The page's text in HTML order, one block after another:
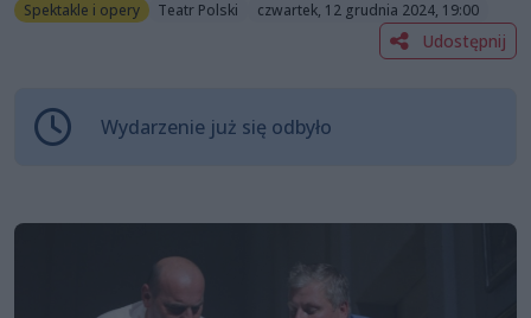
Spektakle i opery Teatr Polski czwartek, 12 grudnia 2024, 19:00
Udostępnij
Wydarzenie już się odbyło